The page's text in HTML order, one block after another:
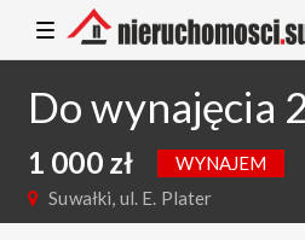
T
g
l
e
a
v
i
g
a
Do wynajęcia
mieszkanie w
1 000 zł
WYNAJEM
Suwałki, ul. E. Plater